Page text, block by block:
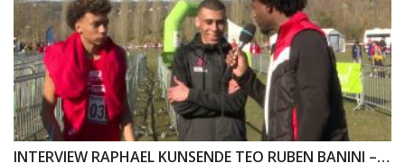
INTERVIEW RAPHAEL KUNSENDE TEO RUBEN BANINI – CROSS LIFA VERNEUIL – 17/02/19